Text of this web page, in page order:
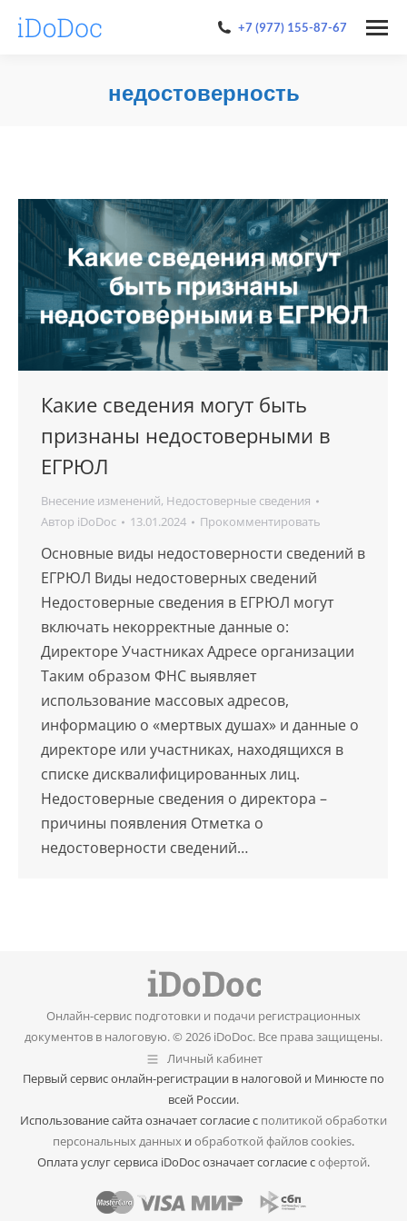
+7 (977) 155-87-67
недостоверность
Какие сведения могут быть
признаны недостоверными в
ЕГРЮЛ
Внесение изменений, Недостоверные сведения
Автор iDoDoc 13.01.2024 Прокомментировать
Основные виды недостоверности сведений в
ЕГРЮЛ Виды недостоверных сведений
Недостоверные сведения в ЕГРЮЛ могут
включать некорректные данные о:
Директоре Участниках Адресе организации
Таким образом ФНС выявляет
использование массовых адресов,
информацию о «мертвых душах» и данные о
директоре или участниках, находящихся в
списке дисквалифицированных лиц.
Недостоверные сведения о директора –
причины появления Отметка о
недостоверности сведений…
Онлайн-сервис подготовки и подачи регистрационных
документов в налоговую. © 2026 iDoDoc. Все права защищены.
Личный кабинет
Первый сервис онлайн-регистрации в налоговой и Минюсте по
всей России.
Использование сайта означает согласие с политикой обработки
персональных данных иобработкой файлов cookies.
Оплата услуг сервиса iDoDoc означает согласие софертой.